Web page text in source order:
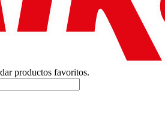
productos favoritos.